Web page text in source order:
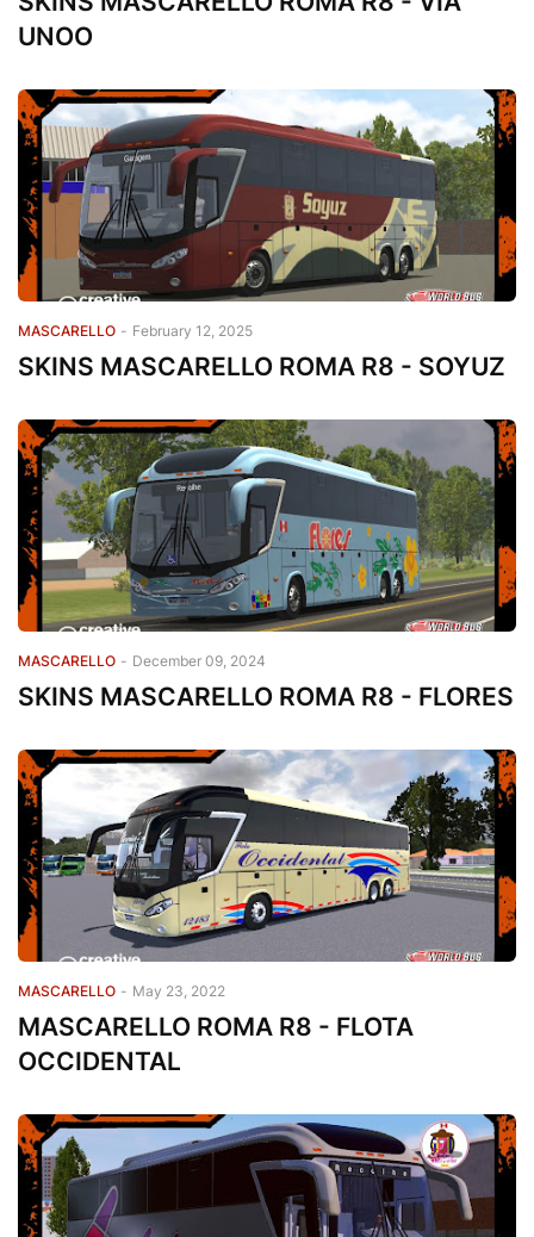
UNOO
MASCARELLO - February 12, 2025
SKINS MASCARELLO ROMA R8 - SOYUZ
MASCARELLO - December 09, 2024
SKINS MASCARELLO ROMA R8 - FLORES
MASCARELLO - May 23, 2022
MASCARELLO ROMA R8 - FLOTA
OCCIDENTAL